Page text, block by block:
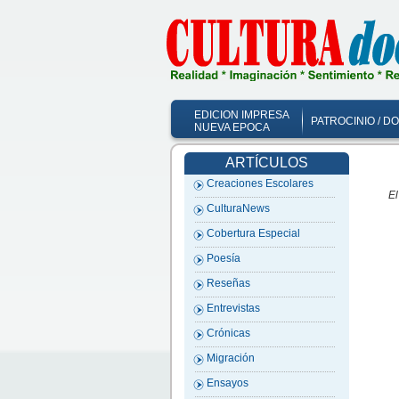
EDICION IMPRESA
NUEVA EPOCA
PATROCINIO /
ARTÍCULOS
Creaciones Escolares
CulturaNews
Cobertura Especial
Poesía
Reseñas
Entrevistas
Crónicas
Migración
Ensayos